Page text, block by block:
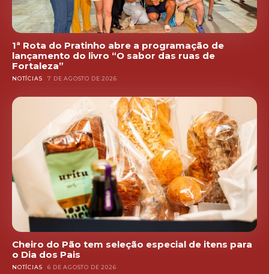
1ª Rota do Pratinho abre a programação de
lançamento do livro “O sabor das ruas de
Fortaleza”
NOTÍCIAS 7 DE AGOSTO DE 2026
Cheiro do Pão tem seleção especial de itens para
o Dia dos Pais
NOTÍCIAS 6 DE AGOSTO DE 2026